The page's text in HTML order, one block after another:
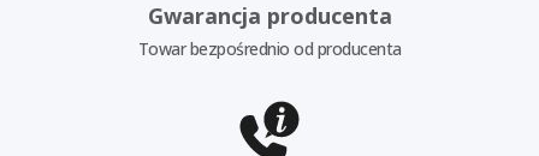
Gwarancja producenta
Towar bezpośrednio od producenta